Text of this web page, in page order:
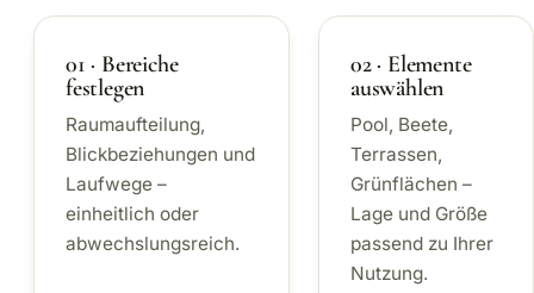
01 · Bereiche
festlegen
Raumaufteilung,
Blickbeziehungen und
Laufwege –
einheitlich oder
abwechslungsreich.
02 · Elemente
auswählen
Pool, Beete,
Terrassen,
Grünflächen –
Lage und Größe
passend zu Ihrer
Nutzung.